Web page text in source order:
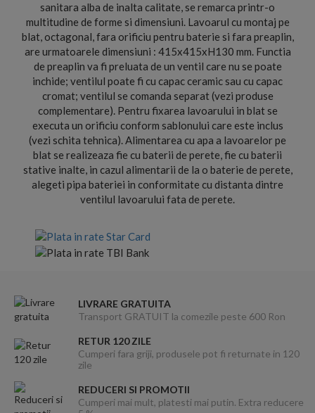
sanitara alba de inalta calitate, se remarca printr-o
multitudine de forme si dimensiuni. Lavoarul cu montaj pe
blat, octagonal, fara orificiu pentru baterie si fara preaplin,
are urmatoarele dimensiuni : 415x415xH130 mm. Functia
de preaplin va fi preluata de un ventil care nu se poate
inchide; ventilul poate fi cu capac ceramic sau cu capac
cromat; ventilul se comanda separat (vezi produse
complementare). Pentru fixarea lavoarului in blat se
executa un orificiu conform sablonului care este inclus
(vezi schita tehnica). Alimentarea cu apa a lavoarelor pe
blat se realizeaza fie cu baterii de perete, fie cu baterii
stative inalte, in cazul alimentarii de la o baterie de perete,
alegeti pipa bateriei in conformitate cu distanta dintre
ventilul lavoarului fata de perete.
LIVRARE GRATUITA
Transport GRATUIT la comezile peste 600 Ron
RETUR 120 ZILE
Cumperi fara griji, produsele pot fi returnate in 120
zile
REDUCERI SI PROMOTII
Cumperi mai mult, platesti mai putin. Extra reducere